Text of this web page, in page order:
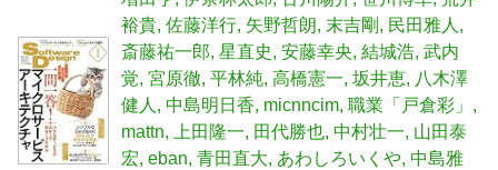
裕貴 佐藤洋行 矢野哲朗 末吉剛
民田雅人
斎藤祐一郎 星直史 安藤幸央 結城浩 武内
覚 宮原徹 平林純 高橋憲一 坂井恵 八木澤
健人
中島明日香 micnncim 職業「戸倉彩」
mattn
上田隆一 田代勝也 中村壮一 山田泰
宏 eban 青田直大 あわしろいくや 中島雅